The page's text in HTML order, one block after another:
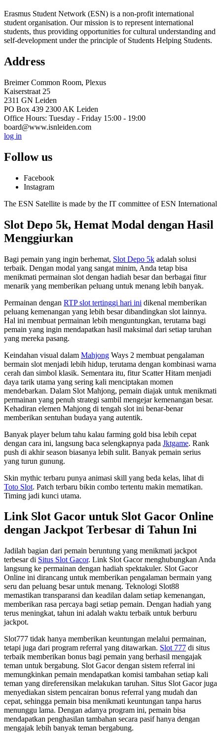
Erasmus Student Network (ESN) is a non-profit international
student organisation. Our mission is to represent international
students, thus providing opportunities for cultural understanding and
self-development under the principle of Students Helping Students.
Address
Breimer Common Room, Plexus
Kaiserstraat 25
2311 GN Leiden
PO Box 439 2300 AK Leiden
Office Hours: Tuesday - Friday 15:00 - 19:00
board@www.isnleiden.com
log in
Follow us
Facebook
Instagram
The ESN Satellite is made by the IT committee of ESN International
Slot Depo 5k, Hemat Modal dengan Hasil
Menggiurkan
Bagi pemain yang ingin berhemat, Slot Depo 5k adalah solusi
terbaik. Dengan modal yang sangat minim, Anda tetap bisa
menikmati permainan slot dengan hadiah besar dan berbagai fitur
menarik yang memberikan peluang untuk menang lebih banyak.
Permainan dengan RTP slot tertinggi hari ini dikenal memberikan
peluang kemenangan yang lebih besar dibandingkan slot lainnya.
Hal ini membuat permainan lebih menguntungkan, terutama bagi
pemain yang ingin mendapatkan hasil maksimal dari setiap taruhan
yang mereka pasang.
Keindahan visual dalam Mahjong Ways 2 membuat pengalaman
bermain slot menjadi lebih hidup, terutama dengan kombinasi warna
cerah dan simbol klasik. Sementara itu, fitur Scatter Hitam menjadi
daya tarik utama yang sering kali menciptakan momen
mendebarkan. Dalam Slot Mahjong, pemain diajak untuk menikmati
permainan yang penuh strategi sambil mengejar kemenangan besar.
Kehadiran elemen Mahjong di tengah slot ini benar-benar
memberikan sentuhan budaya yang autentik.
Banyak player belum tahu kalau farming gold bisa lebih cepat
dengan cara ini, langsung baca selengkapnya pada Jktgame. Rank
push di akhir season biasanya lebih sulit. Banyak pemain serius
yang turun gunung.
Skin mythic terbaru punya animasi skill yang beda kelas, lihat di
Toto Slot. Patch terbaru bikin combo tertentu makin mematikan.
Timing jadi kunci utama.
Link Slot Gacor untuk Slot Gacor Online
dengan Jackpot Terbesar di Tahun Ini
Jadilah bagian dari pemain beruntung yang menikmati jackpot
terbesar di Situs Slot Gacor. Link Slot Gacor menghubungkan Anda
langsung ke permainan dengan hadiah spektakuler. Slot Gacor
Online ini dirancang untuk memberikan pengalaman bermain yang
seru dan peluang besar untuk menang. Teknologi Slot88
memastikan transparansi dan keadilan dalam setiap kemenangan,
memberikan rasa percaya bagi setiap pemain. Dengan hadiah yang
terus meningkat, tahun ini adalah waktu terbaik untuk berburu
jackpot.
Slot777 tidak hanya memberikan keuntungan melalui permainan,
tetapi juga dari program referral yang ditawarkan. Slot 777 di situs
terbaik memberikan bonus bagi pemain yang berhasil mengajak
teman untuk bergabung. Slot Gacor dengan sistem referral ini
memungkinkan pemain mendapatkan komisi tambahan setiap kali
teman yang direferensikan melakukan taruhan. Situs Slot Gacor juga
menyediakan sistem pencairan bonus referral yang mudah dan
cepat, sehingga pemain bisa menikmati keuntungan tanpa harus
menunggu lama. Dengan adanya program ini, pemain bisa
mendapatkan penghasilan tambahan secara pasif hanya dengan
mengajak lebih banyak teman bergabung.